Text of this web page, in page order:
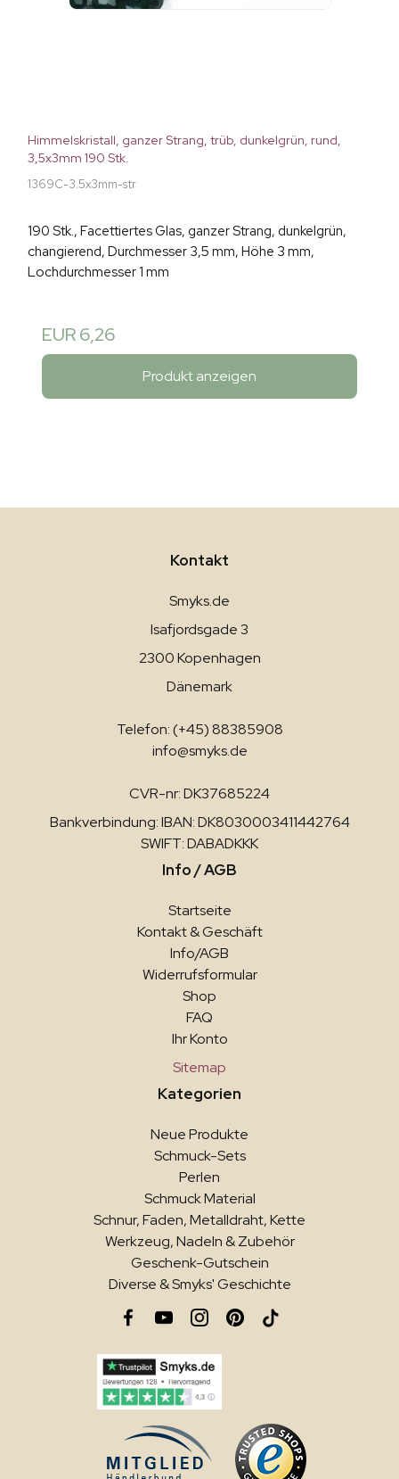
Himmelskristall, ganzer Strang, trüb, dunkelgrün, rund,
3,5x3mm 190 Stk.
1369C-3.5x3mm-str
190 Stk., Facettiertes Glas, ganzer Strang, dunkelgrün,
changierend, Durchmesser 3,5 mm, Höhe 3 mm,
Lochdurchmesser 1 mm
EUR 6,26
Produkt anzeigen
Kontakt
Smyks.de
Isafjordsgade 3
2300 Kopenhagen
Dänemark
Telefon: (+45) 88385908
info@smyks.de
CVR-nr: DK37685224
Bankverbindung: IBAN: DK8030003411442764
SWIFT: DABADKKK
Info / AGB
Startseite
Kontakt & Geschäft
Info/AGB
Widerrufsformular
Shop
FAQ
Ihr Konto
Sitemap
Kategorien
Neue Produkte
Schmuck-Sets
Perlen
Schmuck Material
Schnur, Faden, Metalldraht, Kette
Werkzeug, Nadeln & Zubehör
Geschenk-Gutschein
Diverse & Smyks' Geschichte